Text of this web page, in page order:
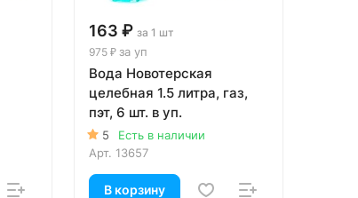
163 ₽ за 1 шт
975 ₽ за уп
Вода Новотерская
целебная 1.5 литра, газ,
пэт, 6 шт. в уп.
5
Есть в наличии
Арт. 13657
В корзину